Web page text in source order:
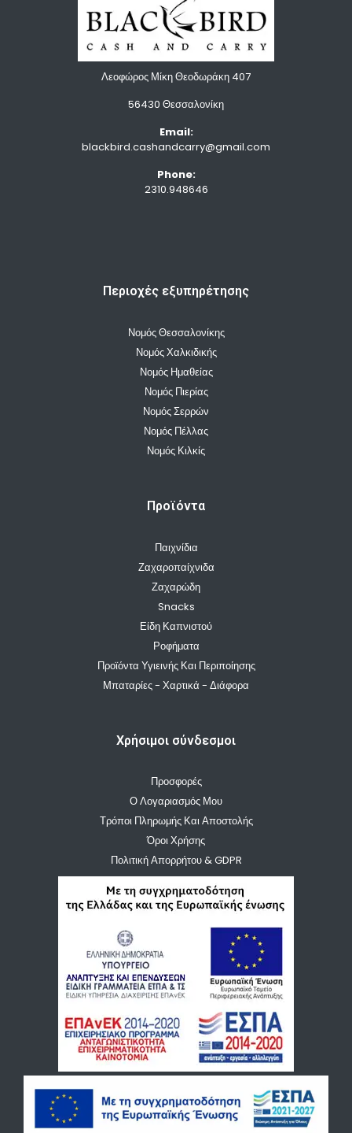
Λεοφώρος Μίκη Θεοδωράκη 407
56430 Θεσσαλονίκη
Email:
blackbird.cashandcarry@gmail.com
Phone:
2310.948646
Περιοχές εξυπηρέτησης
Νομός Θεσσαλονίκης
Νομός Χαλκιδικής
Νομός Ημαθείας
Νομός Πιερίας
Νομός Σερρών
Νομός Πέλλας
Νομός Κιλκίς
Προϊόντα
Παιχνίδια
Ζαχαροπαίχνιδα
Ζαχαρώδη
Snacks
Είδη Καπνιστού
Ροφήματα
Προϊόντα Υγιεινής Και Περιποίησης
Μπαταρίες - Χαρτικά - Διάφορα
Χρήσιμοι σύνδεσμοι
Προσφορές
Ο Λογαριασμός Μου
Τρόποι Πληρωμής Και Αποστολής
Όροι Χρήσης
Πολιτική Απορρήτου & GDPR